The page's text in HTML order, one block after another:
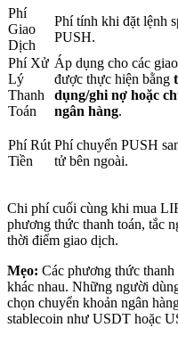
Dịch vụ vay được hỗ
Đầu tư cố định và
Tận hưởng việc quản
Phí
Giao
Dịch
Phí tính khi đặt lệnh
PUSH.
Phí Xử
Lý
Thanh
Toán
Áp dụng cho các
được thực hiện bằng
dụng/ghi nợ hoặc
ngân hàng.
Phí Rút
Tiền
Phí chuyển PUSH
tử bên ngoài.
Chi phí cuối cùng khi mua
phương thức thanh toán, tắc
thời điểm giao dịch.
Mẹo: Các phương thức
khác nhau. Những người
chọn chuyển khoản ngân
stablecoin như USDT hoặc